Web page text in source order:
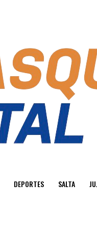
DEPORTES SALTA